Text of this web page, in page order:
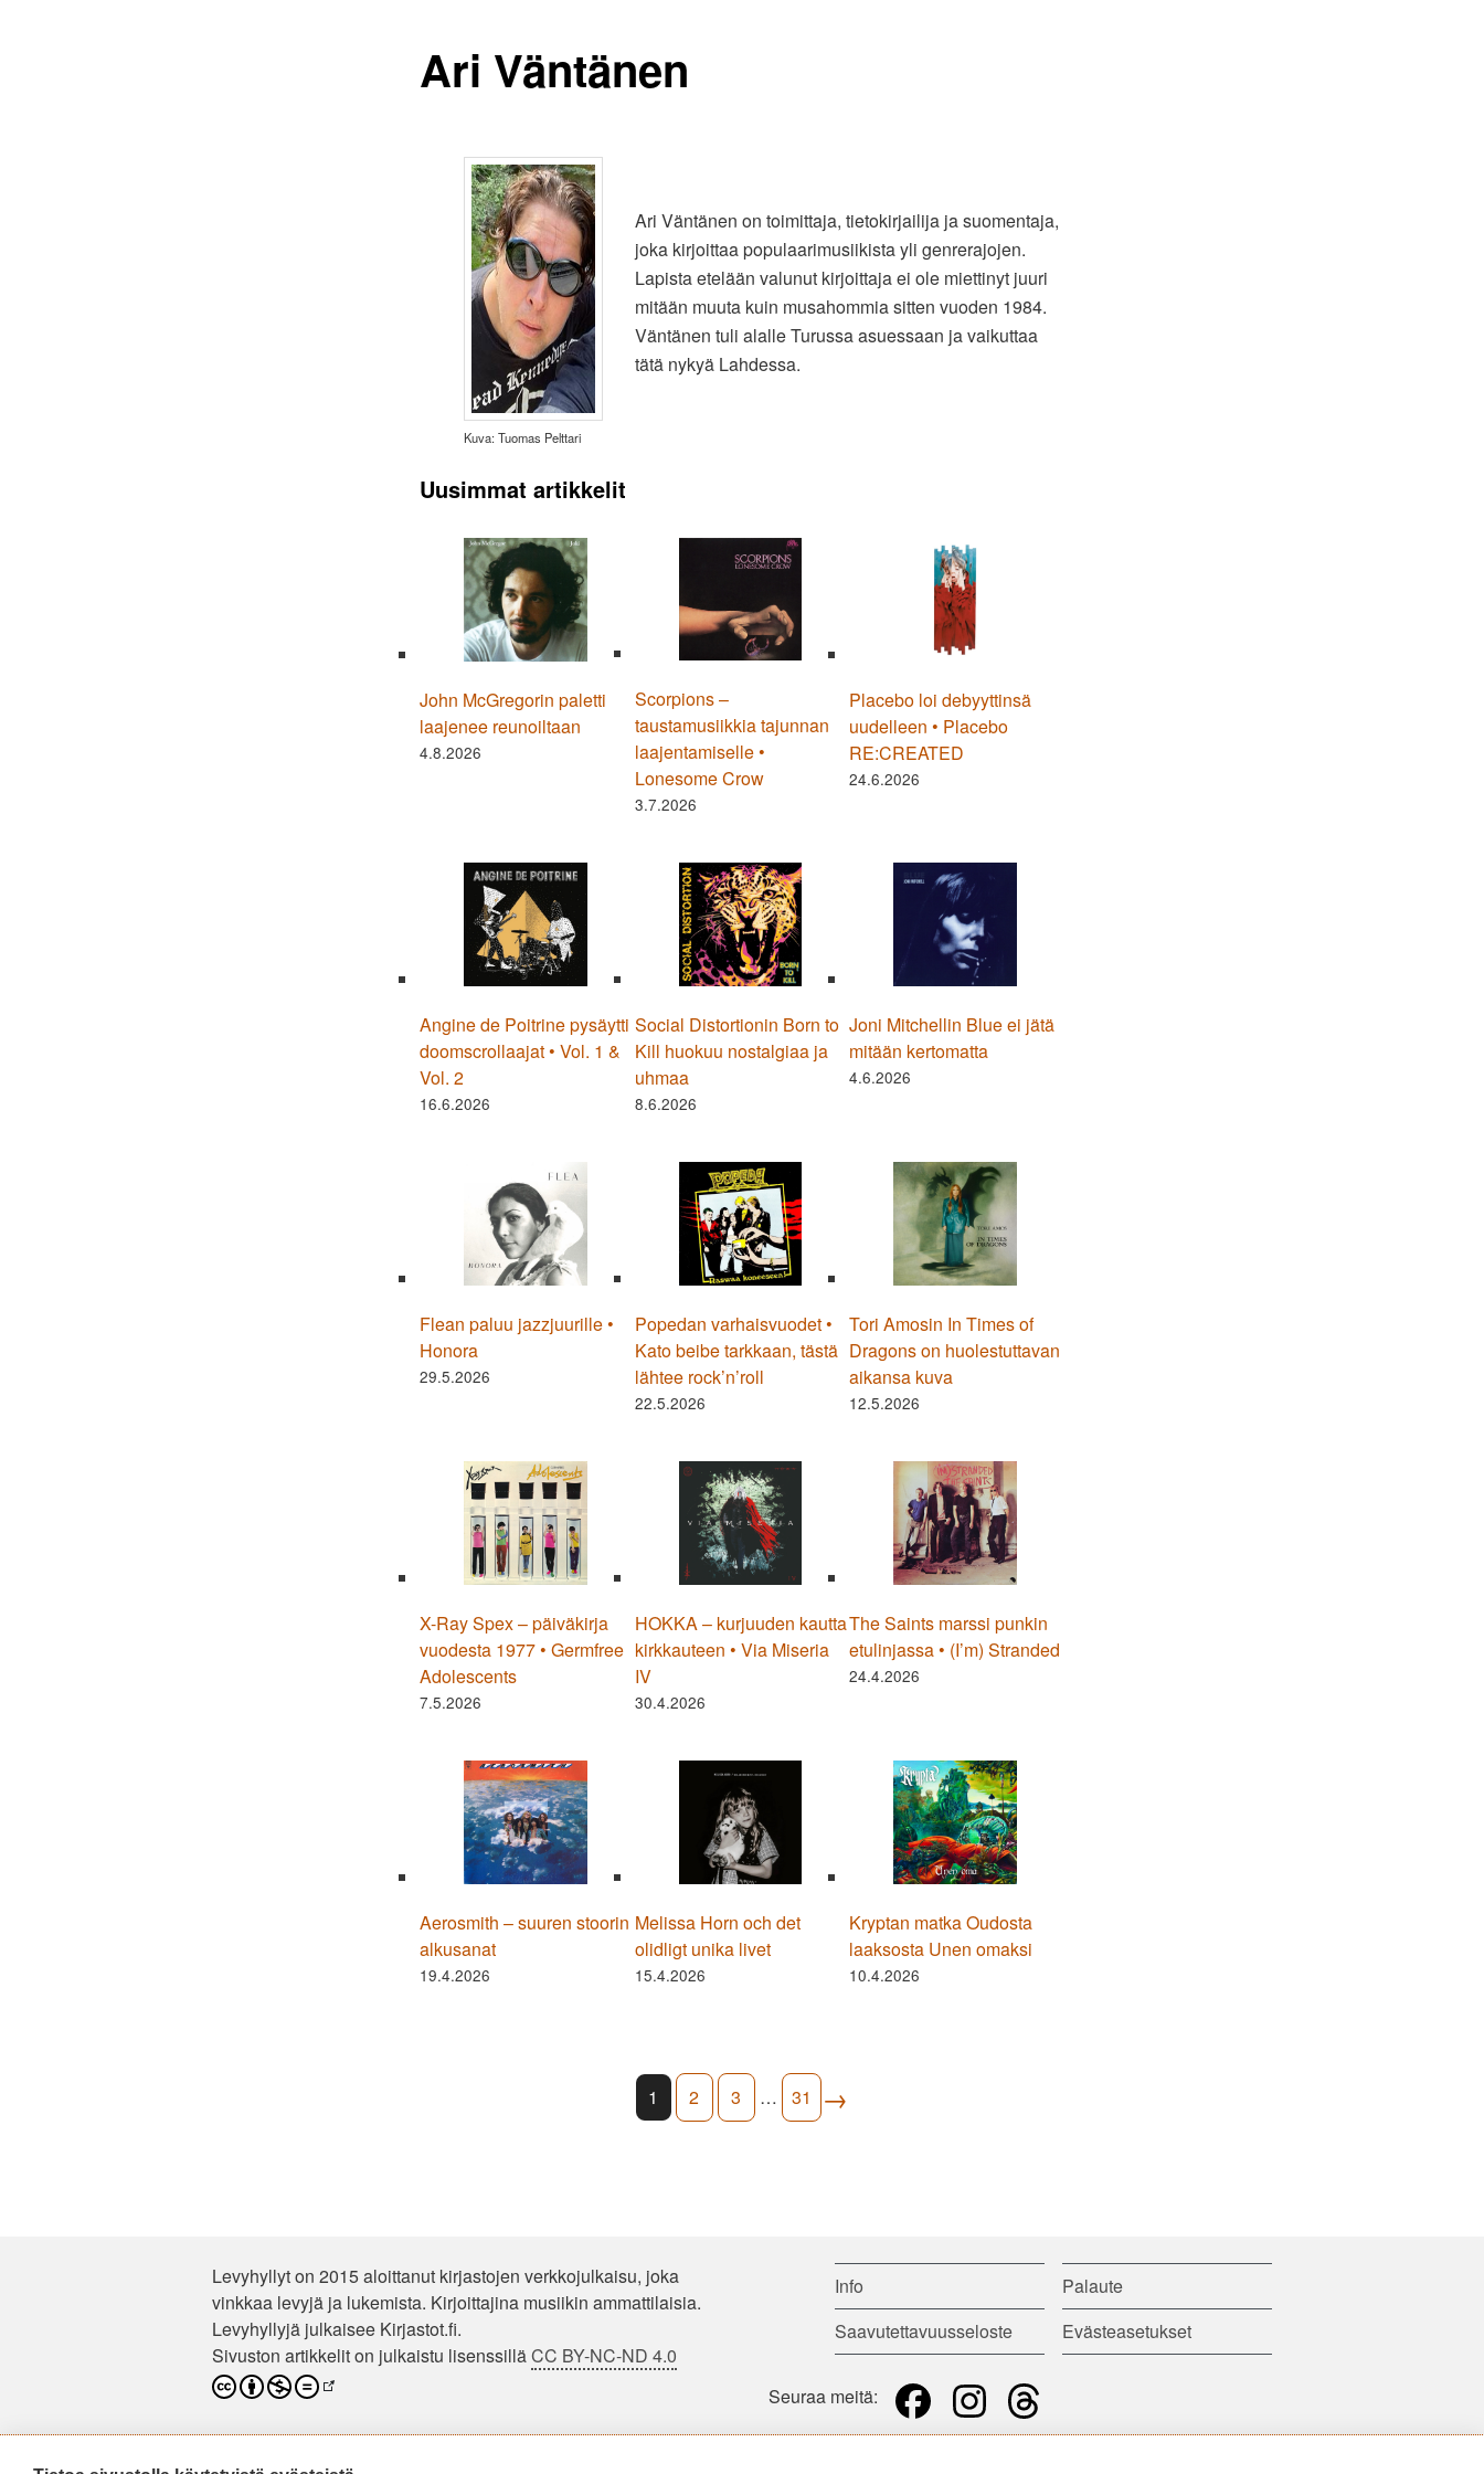
Ari Väntänen
Kuva: Tuomas Pelttari
Ari Väntänen on toimittaja, tietokirjailija ja suomentaja,
joka kirjoittaa populaarimusiikista yli genrerajojen.
Lapista etelään valunut kirjoittaja ei ole miettinyt juuri
mitään muuta kuin musahommia sitten vuoden 1984.
Väntänen tuli alalle Turussa asuessaan ja vaikuttaa
tätä nykyä Lahdessa.
Uusimmat artikkelit
John McGregorin paletti
laajenee reunoiltaan
4.8.2026
Scorpions –
taustamusiikkia tajunnan
laajentamiselle •
Lonesome Crow
3.7.2026
Placebo loi debyyttinsä
uudelleen • Placebo
RE:CREATED
24.6.2026
Angine de Poitrine pysäytti
doomscrollaajat • Vol. 1 &
Vol. 2
16.6.2026
Social Distortionin Born to
Kill huokuu nostalgiaa ja
uhmaa
8.6.2026
Joni Mitchellin Blue ei jätä
mitään kertomatta
4.6.2026
Flean paluu jazzjuurille •
Honora
29.5.2026
Popedan varhaisvuodet •
Kato beibe tarkkaan, tästä
lähtee rock’n’roll
22.5.2026
Tori Amosin In Times of
Dragons on huolestuttavan
aikansa kuva
12.5.2026
X-Ray Spex – päiväkirja
vuodesta 1977 • Germfree
Adolescents
7.5.2026
HOKKA – kurjuuden kautta
kirkkauteen • Via Miseria
IV
30.4.2026
The Saints marssi punkin
etulinjassa • (I’m) Stranded
24.4.2026
Aerosmith – suuren stoorin
alkusanat
19.4.2026
Melissa Horn och det
olidligt unika livet
15.4.2026
Kryptan matka Oudosta
laaksosta Unen omaksi
10.4.2026
1 2 3 … 31 →
Levyhyllyt on 2015 aloittanut kirjastojen verkkojulkaisu, joka
vinkkaa levyjä ja lukemista. Kirjoittajina musiikin ammattilaisia.
Levyhyllyjä julkaisee Kirjastot.fi.
Sivuston artikkelit on julkaistu lisenssilläCC BY-NC-ND 4.0
Info
Palaute
Saavutettavuusseloste
Evästeasetukset
Seuraa meitä: